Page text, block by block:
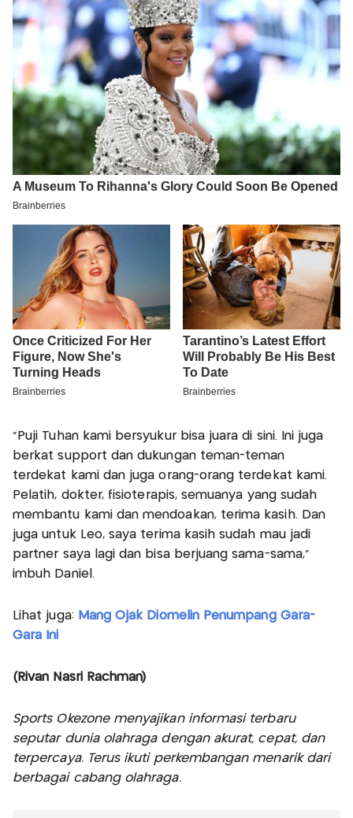
"Puji Tuhan kami bersyukur bisa juara di sini. Ini juga
berkat support dan dukungan teman-teman
terdekat kami dan juga orang-orang terdekat kami.
Pelatih, dokter, fisioterapis, semuanya yang sudah
membantu kami dan mendoakan, terima kasih. Dan
juga untuk Leo, saya terima kasih sudah mau jadi
partner saya lagi dan bisa berjuang sama-sama,"
imbuh Daniel.
Lihat juga: Mang Ojak Diomelin Penumpang Gara-
Gara Ini
(Rivan Nasri Rachman)
Sports Okezone menyajikan informasi terbaru
seputar dunia olahraga dengan akurat, cepat, dan
terpercaya. Terus ikuti perkembangan menarik dari
berbagai cabang olahraga.